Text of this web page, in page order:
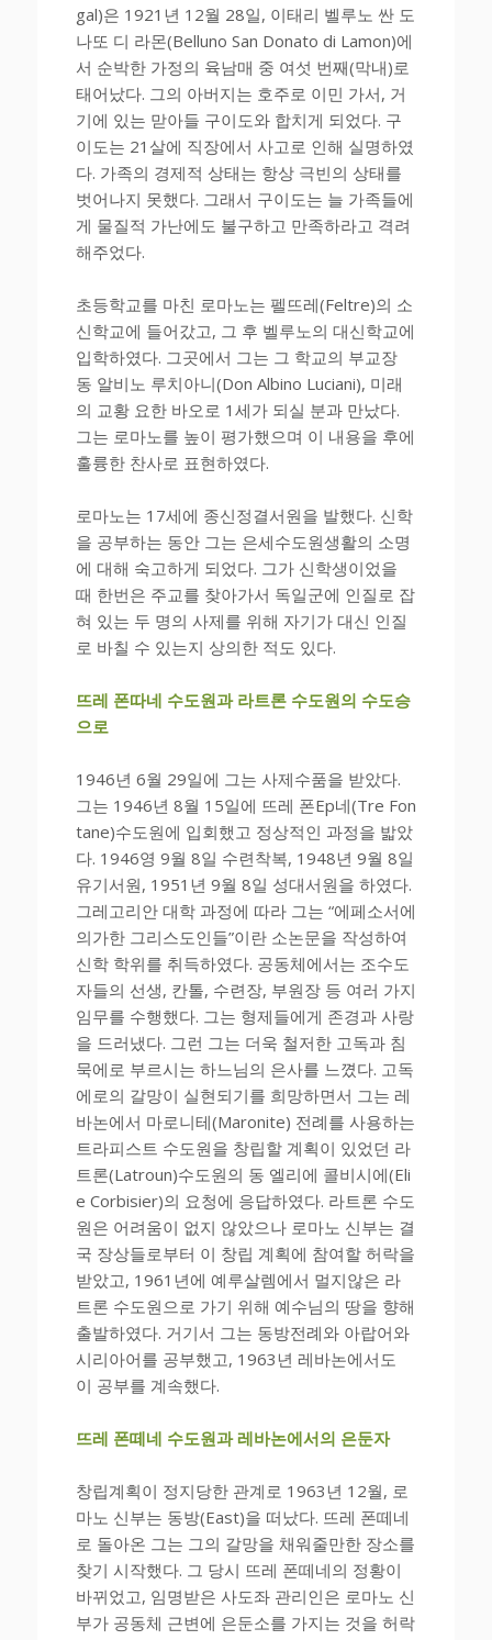
gal)은 1921년 12월 28일, 이태리 벨루노 싼 도
나또 디 라몬(Belluno San Donato di Lamon)에
서 순박한 가정의 육남매 중 여섯 번째(막내)로
태어났다. 그의 아버지는 호주로 이민 가서, 거
기에 있는 맏아들 구이도와 합치게 되었다. 구
이도는 21살에 직장에서 사고로 인해 실명하였
다. 가족의 경제적 상태는 항상 극빈의 상태를
벗어나지 못했다. 그래서 구이도는 늘 가족들에
게 물질적 가난에도 불구하고 만족하라고 격려
해주었다.
초등학교를 마친 로마노는 펠뜨레(Feltre)의 소
신학교에 들어갔고, 그 후 벨루노의 대신학교에
입학하였다. 그곳에서 그는 그 학교의 부교장
동 알비노 루치아니(Don Albino Luciani), 미래
의 교황 요한 바오로 1세가 되실 분과 만났다.
그는 로마노를 높이 평가했으며 이 내용을 후에
훌륭한 찬사로 표현하였다.
로마노는 17세에 종신정결서원을 발했다. 신학
을 공부하는 동안 그는 은세수도원생활의 소명
에 대해 숙고하게 되었다. 그가 신학생이었을
때 한번은 주교를 찾아가서 독일군에 인질로 잡
혀 있는 두 명의 사제를 위해 자기가 대신 인질
로 바칠 수 있는지 상의한 적도 있다.
뜨레 폰따네 수도원과 라트론 수도원의 수도승
으로
1946년 6월 29일에 그는 사제수품을 받았다.
그는 1946년 8월 15일에 뜨레 폰Ep네(Tre Fon
tane)수도원에 입회했고 정상적인 과정을 밟았
다. 1946영 9월 8일 수련착복, 1948년 9월 8일
유기서원, 1951년 9월 8일 성대서원을 하였다.
그레고리안 대학 과정에 따라 그는 “에페소서에
의가한 그리스도인들”이란 소논문을 작성하여
신학 학위를 취득하였다. 공동체에서는 조수도
자들의 선생, 칸톨, 수련장, 부원장 등 여러 가지
임무를 수행했다. 그는 형제들에게 존경과 사랑
을 드러냈다. 그런 그는 더욱 철저한 고독과 침
묵에로 부르시는 하느님의 은사를 느꼈다. 고독
에로의 갈망이 실현되기를 희망하면서 그는 레
바논에서 마로니테(Maronite) 전례를 사용하는
트라피스트 수도원을 창립할 계획이 있었던 라
트론(Latroun)수도원의 동 엘리에 콜비시에(Eli
e Corbisier)의 요청에 응답하였다. 라트론 수도
원은 어려움이 없지 않았으나 로마노 신부는 결
국 장상들로부터 이 창립 계획에 참여할 허락을
받았고, 1961년에 예루살렘에서 멀지않은 라
트론 수도원으로 가기 위해 예수님의 땅을 향해
출발하였다. 거기서 그는 동방전례와 아랍어와
시리아어를 공부했고, 1963년 레바논에서도
이 공부를 계속했다.
뜨레 폰떼네 수도원과 레바논에서의 은둔자
창립계획이 정지당한 관계로 1963년 12월, 로
마노 신부는 동방(East)을 떠났다. 뜨레 폰떼네
로 돌아온 그는 그의 갈망을 채워줄만한 장소를
찾기 시작했다. 그 당시 뜨레 폰떼네의 정황이
바뀌었고, 임명받은 사도좌 관리인은 로마노 신
부가 공동체 근변에 은둔소를 가지는 것을 허락